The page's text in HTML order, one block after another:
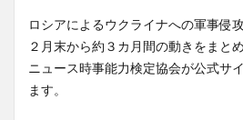
ロシアによるウクライナへの軍事侵
２月末から約３カ月間の動きをまと
ニュース時事能力検定協会が公式サ
ます。